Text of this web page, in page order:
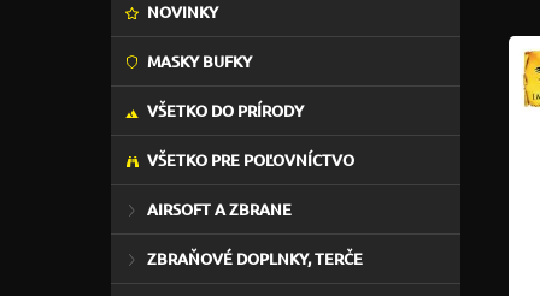
NOVINKY
MASKY BUFKY
VŠETKO DO PRÍRODY
VŠETKO PRE POĽOVNÍCTVO
AIRSOFT A ZBRANE
ZBRAŇOVÉ DOPLNKY, TERČE